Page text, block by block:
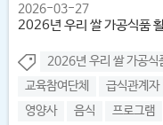
2026-03-27
2026년 우리 쌀 가공식품
2026년 우리 쌀 가공식
교육참여단체
급식관계자
영양사
음식 프로그램